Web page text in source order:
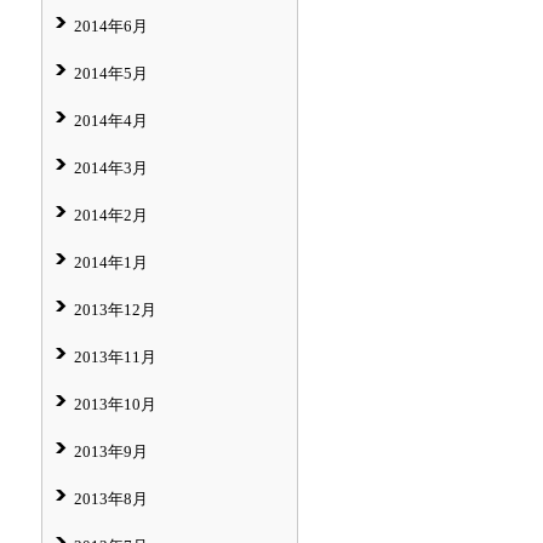
2014年6月
2014年5月
2014年4月
2014年3月
2014年2月
2014年1月
2013年12月
2013年11月
2013年10月
2013年9月
2013年8月